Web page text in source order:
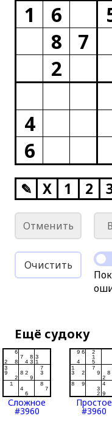
1
6
8
7
2
4
6
✎ X 1 2
Отменить
Очистить
Ещё судоку
Сложное
#3960
Простое
#3960